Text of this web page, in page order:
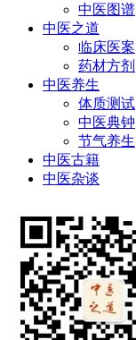
中医图谱
中医之道
临床医案
药材方剂
中医养生
体质测试
中医典钟
节气养生
中医古籍
中医杂谈